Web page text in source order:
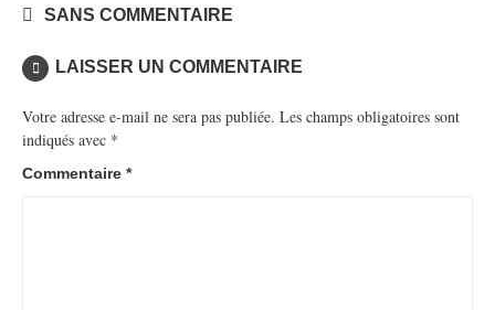
SANS COMMENTAIRE
LAISSER UN COMMENTAIRE
Votre adresse e-mail ne sera pas publiée. Les champs obligatoires sont
indiqués avec *
Commentaire *